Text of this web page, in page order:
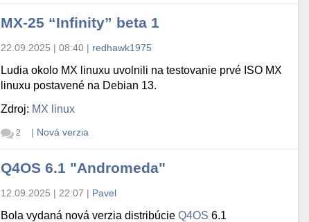
MX-25 “Infinity” beta 1
22.09.2025 | 08:40 | redhawk1975
Ludia okolo MX linuxu uvolnili na testovanie prvé ISO MX
linuxu postavené na Debian 13.
Zdroj: MX linux
2 | Nová verzia
Q4OS 6.1 "Andromeda"
12.09.2025 | 22:07 | Pavel
Bola vydaná nová verzia distribúcieQ4OS 6.1